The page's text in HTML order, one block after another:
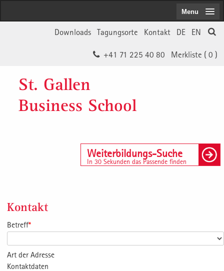
EN
DE
Kontakt
Tagungsorte
Downloads
Merkliste ( 0 )
+41 71 225 40 80
St. Gallen
Business School
Weiterbildungs-Suche
In 30 Sekunden das Passende finden
Menu
Kontakt
Betreff*
Art der Adresse
Kontaktdaten